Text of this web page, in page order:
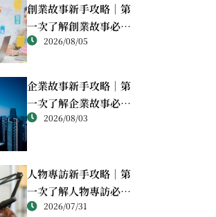
創業故事新手攻略｜第
一次了解創業故事必讀
重點2026/08/05
企業故事新手攻略｜第
一次了解企業故事必讀
重點2026/08/03
人物專訪新手攻略｜第
一次了解人物專訪必讀
重點2026/07/31